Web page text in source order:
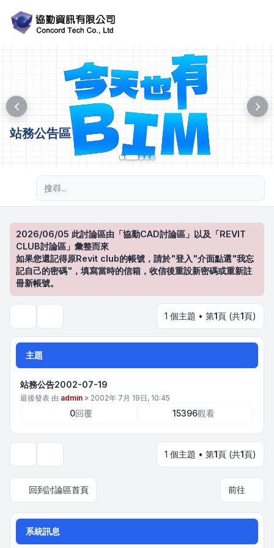
站務公告區
2026/06/05 此討論區由「協勤CAD討論區」以及「REVIT
CLUB討論區」彙整而來
如果您還記得原Revit club的帳號，請於"登入"介面點選"我忘
記自己的密碼"，填寫當時的信箱，收信後重設新密碼或重新註
冊新帳號。
1 個主題 • 第1頁 (共1頁)
主題
站務公告2002-07-19
最後發表 由 admin » 2002年 7月 19日, 10:45
0回覆 15396觀看
1 個主題 • 第1頁 (共1頁)
回到討論區首頁 前往
系統訊息